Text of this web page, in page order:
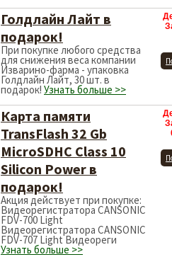
Голдлайн Лайт в
подарок!
При покупке любого средства
для снижения веса компании
Изварино-фарма - упаковка
Голдлайн Лайт, 30 шт. в
подарок! Узнать больше >>
Карта памяти
TransFlash 32 Gb
MicroSDHC Class 10
Silicon Power в
подарок!
Акция действует при покупке:
Видеорегистратора CANSONIC
FDV-700 Light
Видеорегистратора CANSONIC
FDV-707 Light Видеореги
Узнать больше >>